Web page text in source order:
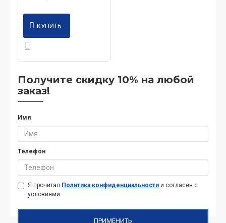
КУПИТЬ
Получите скидку 10% на любой
заказ!
Имя
Телефон
Я прочитал Политика конфиденциальности и согласен с
условиями
ПРИМЕНИТЬ